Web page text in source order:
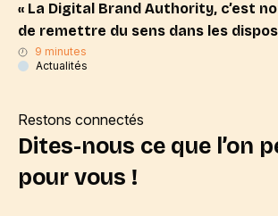
« La Digital Brand Authority, c’est
de remettre du sens dans les
9 minutes
Actualités
Restons connectés
Dites-nous ce que l’on
pour vous !